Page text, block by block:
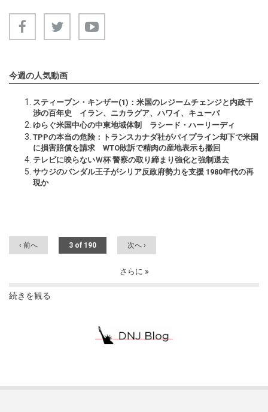
今週の人気動画
スティーブン・キンザー(1)：米国のレジームチェンジと内政干
渉の百年史 イラン、ニカラグア、ハワイ、キューバ
ゆらぐ米国中心の中東地域体制 ラシード・ハーリーディ
TPPの本当の危険：トランスカナダ社がパイプライン却下で米国
に損害賠償を請求 WTO敗訴で精肉の産地表示も撤回
テレビに映らないＷ杯 警察の取り締まり強化と強制退去
サウジのバンダル王子がシリア反政府勢力を支援 1980年代の再
現か
‹ 前へ 3 of 190 次へ ›
さらに
続きを観る